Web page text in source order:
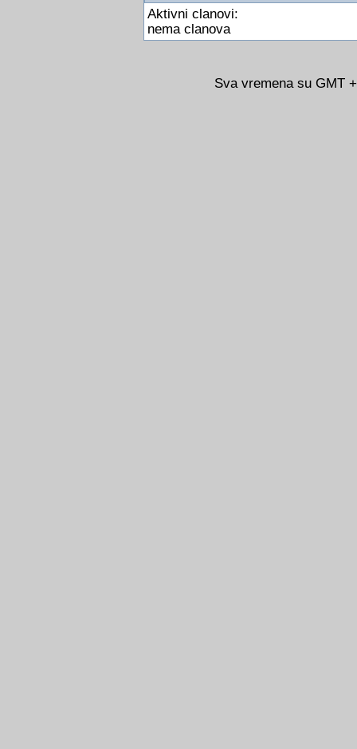
Aktivni clanovi:
nema clanova
Sva vremena su GMT